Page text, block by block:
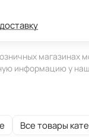
магазинах
информацию у
Все товары